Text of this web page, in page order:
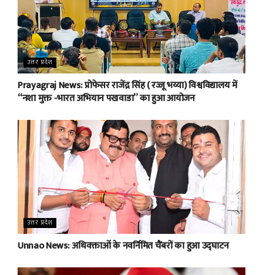
उत्तर प्रदेश
Prayagraj News: प्रोफेसर राजेंद्र सिंह ( रज्जू भय्या) विश्वविद्यालय में
“नशा मुक्त -भारत अभियान पखवाडा” का हुआ आयोजन
उत्तर प्रदेश
Unnao News: अधिवक्ताओं के नवर्निमित चैंबरों का हुआ उद्घाटन